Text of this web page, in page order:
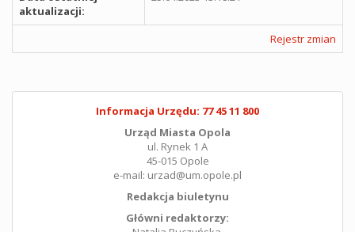
aktualizacji:
Rejestr zmian
Informacja Urzędu: 77 45 11 800
Urząd Miasta Opola
ul. Rynek 1 A
45-015 Opole
e-mail: urzad@um.opole.pl
Redakcja biuletynu
Główni redaktorzy: